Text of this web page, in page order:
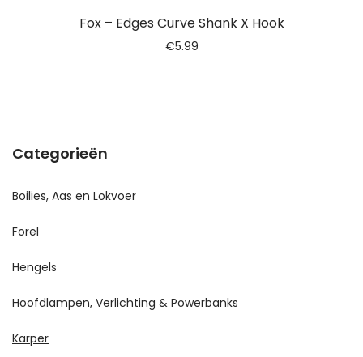
Fox – Edges Curve Shank X Hook
€5.99
Categorieën
Boilies, Aas en Lokvoer
Forel
Hengels
Hoofdlampen, Verlichting & Powerbanks
Karper